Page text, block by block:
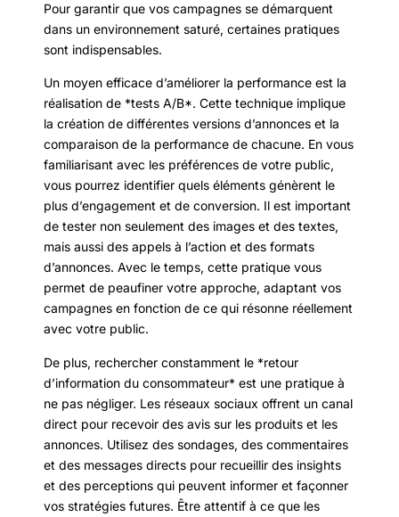
Pour garantir que vos campagnes se démarquent
dans un environnement saturé, certaines pratiques
sont indispensables.
Un moyen efficace d’améliorer la performance est la
réalisation de *tests A/B*. Cette technique implique
la création de différentes versions d’annonces et la
comparaison de la performance de chacune. En vous
familiarisant avec les préférences de votre public,
vous pourrez identifier quels éléments génèrent le
plus d’engagement et de conversion. Il est important
de tester non seulement des images et des textes,
mais aussi des appels à l’action et des formats
d’annonces. Avec le temps, cette pratique vous
permet de peaufiner votre approche, adaptant vos
campagnes en fonction de ce qui résonne réellement
avec votre public.
De plus, rechercher constamment le *retour
d’information du consommateur* est une pratique à
ne pas négliger. Les réseaux sociaux offrent un canal
direct pour recevoir des avis sur les produits et les
annonces. Utilisez des sondages, des commentaires
et des messages directs pour recueillir des insights
et des perceptions qui peuvent informer et façonner
vos stratégies futures. Être attentif à ce que les